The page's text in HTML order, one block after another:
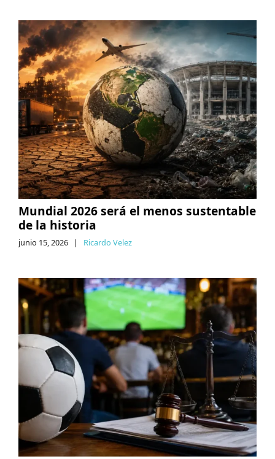
Mundial 2026 será el menos sustentable
de la historia
junio 15, 2026 | Ricardo Velez